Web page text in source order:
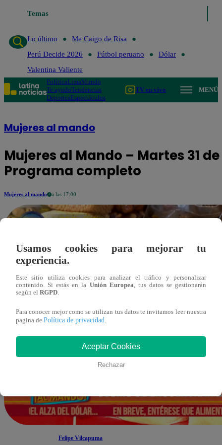
TemasLo último
Lo último
Me Caigo de Risa
Perú Decide 2026
Fútbol peruano
Dólar
Valentina Valiente
PolíticaLimaMundo
Te ayudoTendencias
DeportesEspectáculos
TV en vivo MENÚ
Mujeres al mando
Mujeres al Mando – Martes 31
Programa completo
Mujeres al mando a las 17:00
Felipe Vilcapuma
Usamos cookies para mejorar tu
experiencia.
Este sitio utiliza cookies para analizar el tráfico y personalizar
contenido. Si estás en la Unión Europea, tus datos se gestionarán
según el RGPD.
Para conocer mejor como se utilizan tus datos te invitamos leer nuestra
pagina de Política de privacidad.
Aceptar Cookies
Rechazar